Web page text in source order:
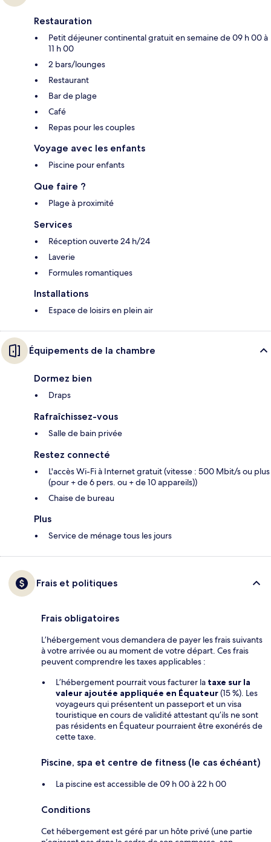
Restauration
Petit déjeuner continental gratuit en semaine de 09 h 00 à
11 h 00
2 bars/lounges
Restaurant
Bar de plage
Café
Repas pour les couples
Voyage avec les enfants
Piscine pour enfants
Que faire ?
Plage à proximité
Services
Réception ouverte 24 h/24
Laverie
Formules romantiques
Installations
Espace de loisirs en plein air
Équipements de la chambre
Dormez bien
Draps
Rafraîchissez-vous
Salle de bain privée
Restez connecté
L'accès Wi-Fi à Internet gratuit (vitesse : 500 Mbit/s ou plus
(pour + de 6 pers. ou + de 10 appareils))
Chaise de bureau
Plus
Service de ménage tous les jours
Frais et politiques
Frais obligatoires
L’hébergement vous demandera de payer les frais suivants
à votre arrivée ou au moment de votre départ. Ces frais
peuvent comprendre les taxes applicables :
L’hébergement pourrait vous facturer la taxe sur la
valeur ajoutée appliquée en Équateur(15 %). Les
voyageurs qui présentent un passeport et un visa
touristique en cours de validité attestant qu’ils ne sont
pas résidents en Équateur pourraient être exonérés de
cette taxe.
Piscine, spa et centre de fitness (le cas échéant)
La piscine est accessible de 09 h 00 à 22 h 00
Conditions
Cet hébergement est géré par un hôte privé (une partie